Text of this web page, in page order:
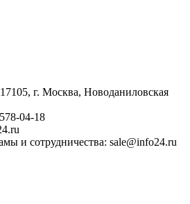
г. Москва, Новоданиловская
04-18
и сотрудничества: sale@info24.ru